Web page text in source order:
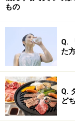
白米と比較
にいい理由
ダイエット効果を
玄米とは、白米
を豊富に含んだ
もの
Q.
た
Q.
ど